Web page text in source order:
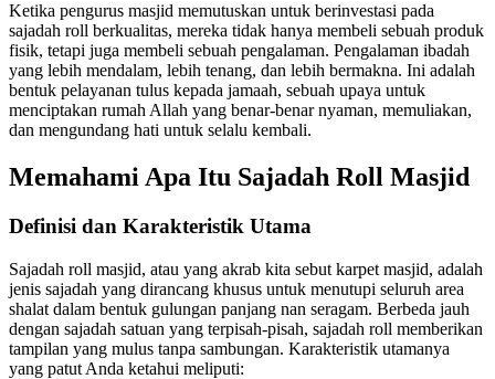
Ketika pengurus masjid memutuskan untuk berinvestasi pada
sajadah roll berkualitas, mereka tidak hanya membeli sebuah produk
fisik, tetapi juga membeli sebuah pengalaman. Pengalaman ibadah
yang lebih mendalam, lebih tenang, dan lebih bermakna. Ini adalah
bentuk pelayanan tulus kepada jamaah, sebuah upaya untuk
menciptakan rumah Allah yang benar-benar nyaman, memuliakan,
dan mengundang hati untuk selalu kembali.
Memahami Apa Itu Sajadah Roll Masjid
Definisi dan Karakteristik Utama
Sajadah roll masjid, atau yang akrab kita sebut karpet masjid, adalah
jenis sajadah yang dirancang khusus untuk menutupi seluruh area
shalat dalam bentuk gulungan panjang nan seragam. Berbeda jauh
dengan sajadah satuan yang terpisah-pisah, sajadah roll memberikan
tampilan yang mulus tanpa sambungan. Karakteristik utamanya
yang patut Anda ketahui meliputi: